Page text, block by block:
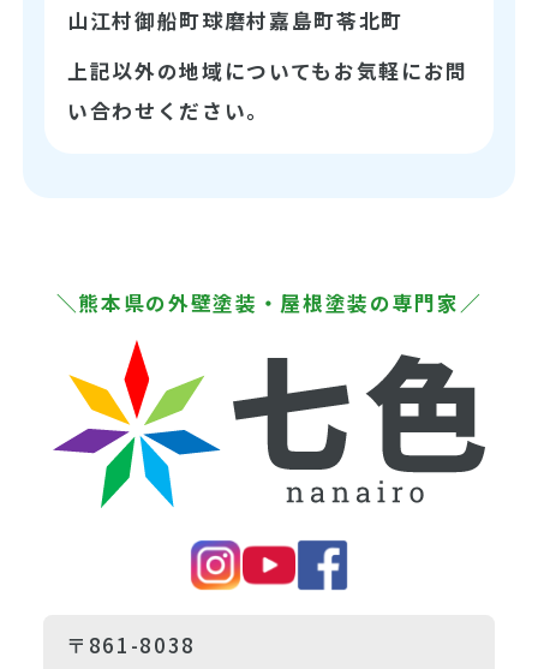
山江村御船町球磨村嘉島町苓北町
上記以外の地域についてもお気軽にお問
い合わせください。
＼熊本県の外壁塗装・屋根塗装の専門家／
〒861-8038